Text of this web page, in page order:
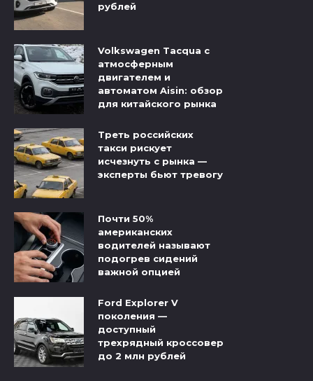
рублей
Volkswagen Tacqua с
атмосферным
двигателем и
автоматом Aisin: обзор
для китайского рынка
Треть российских
такси рискует
исчезнуть с рынка —
эксперты бьют тревогу
Почти 50%
американских
водителей называют
подогрев сидений
важной опцией
Ford Explorer V
поколения —
доступный
трехрядный кроссовер
до 2 млн рублей